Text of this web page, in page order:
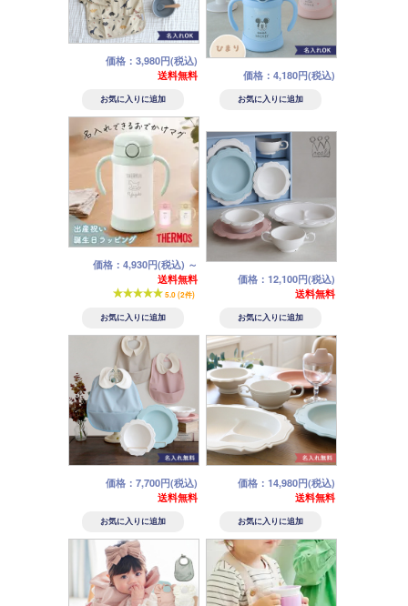
価格：3,980円(税込)
送料無料
価格：4,180円(税込)
価格：4,930円(税込) ～
送料無料
5.0 (2件)
価格：12,100円(税込)
送料無料
価格：7,700円(税込)
送料無料
価格：14,980円(税込)
送料無料